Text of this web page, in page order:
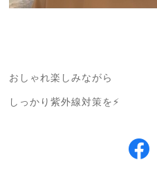
おしゃれ楽しみながら
しっかり紫外線対策を⚡